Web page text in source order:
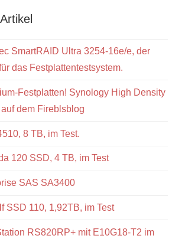
SmartRAID Ultra 3254-16e/e, der
das Festplattentestsystem.
Festplatten! Synology High Density
dem Fireblsblog
8 TB, im Test.
120 SSD, 4 TB, im Test
SAS SA3400
SSD 110, 1,92TB, im Test
RS820RP+ mit E10G18-T2 im